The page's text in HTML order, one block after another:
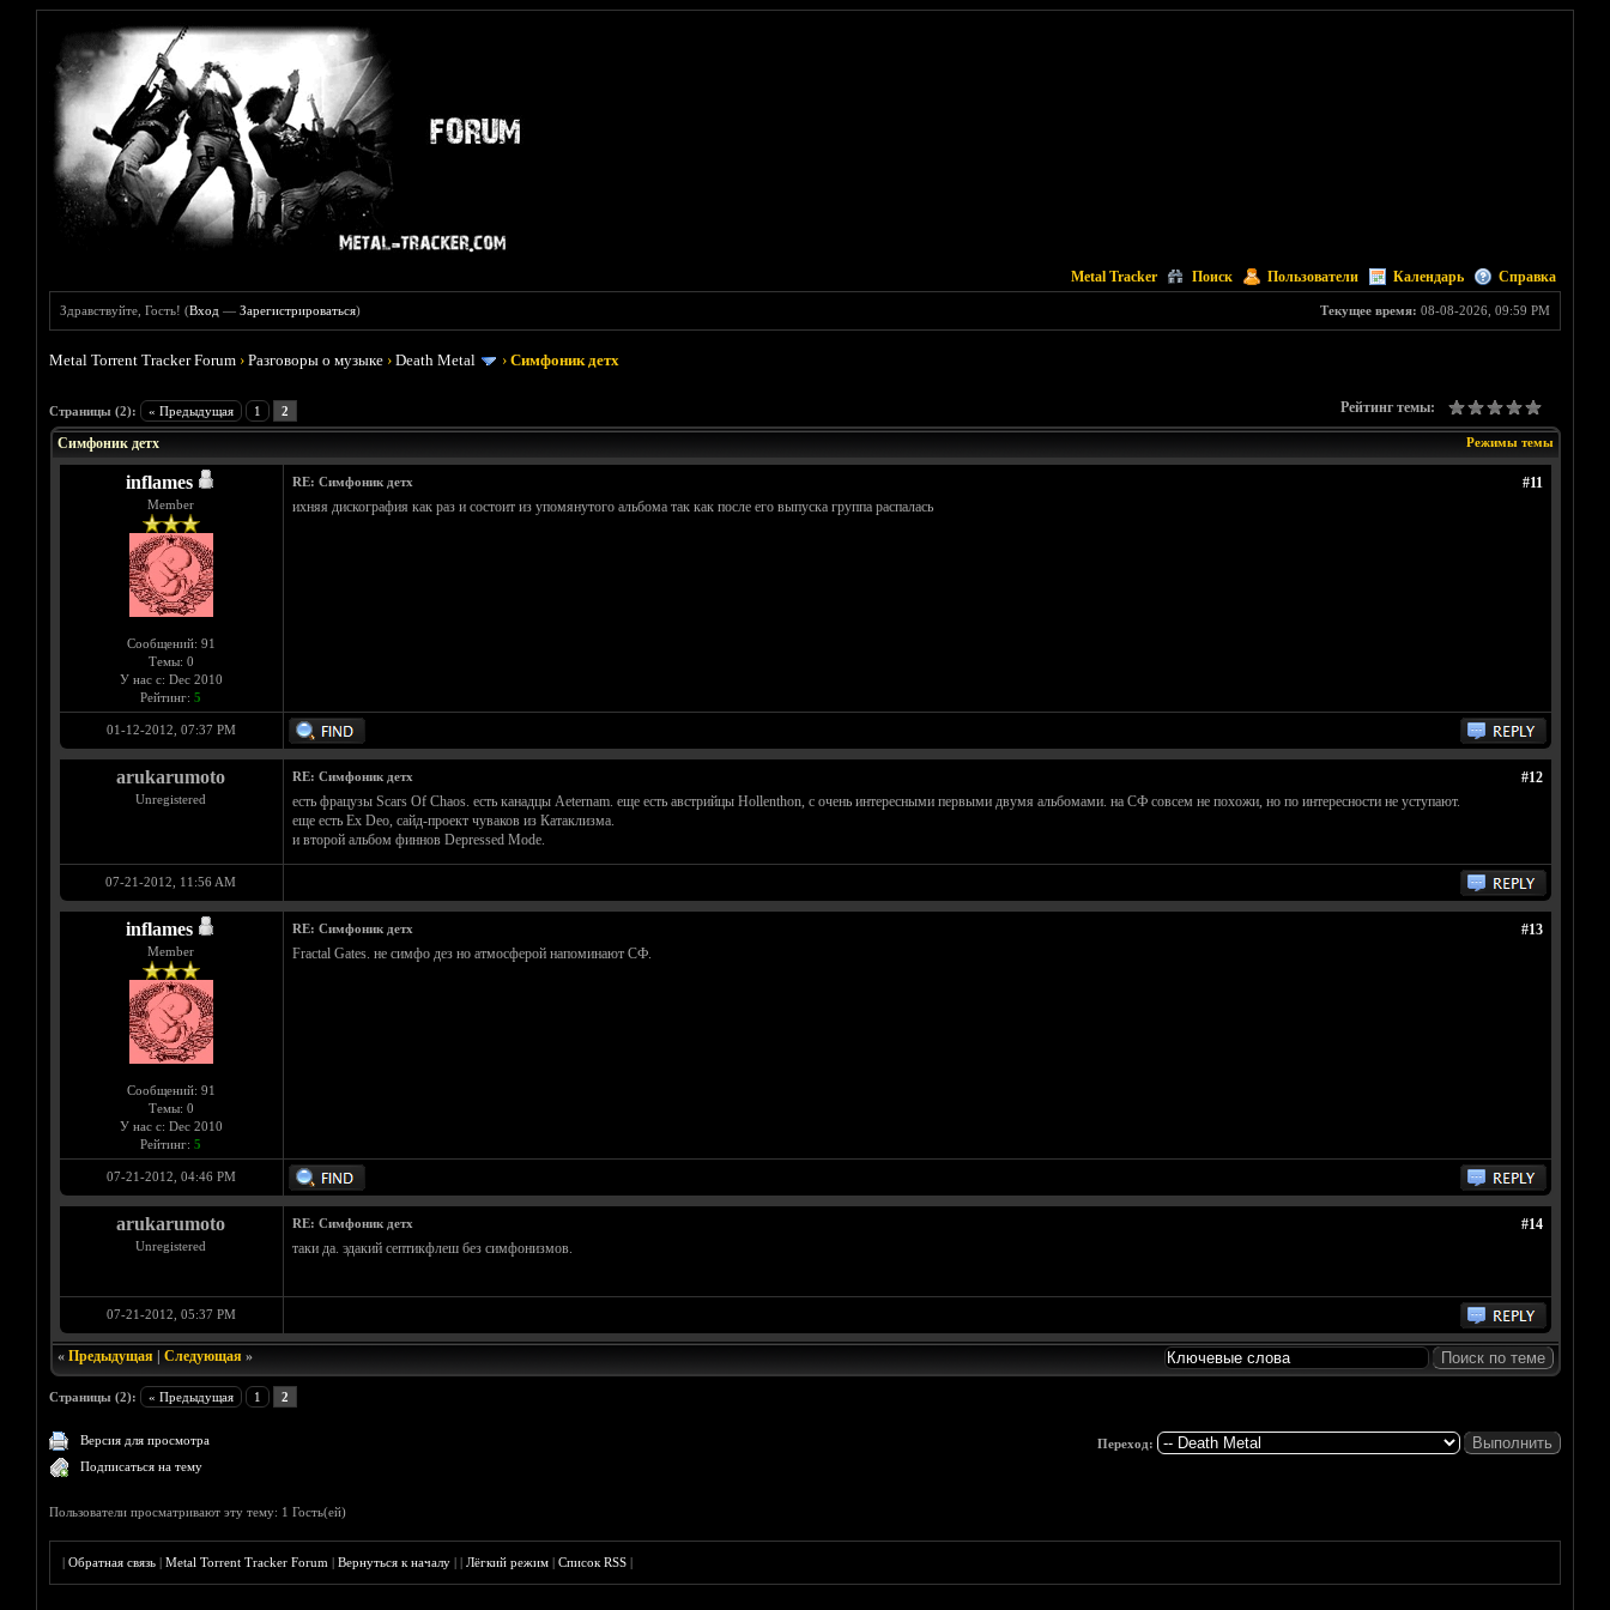
Metal Tracker Поиск Пользователи Календарь Справка
Текущее время: 08-08-2026, 09:59 PM
Здравствуйте, Гость! (Вход —Зарегистрироваться)
Metal Torrent Tracker Forum ›Разговоры о музыке ›Death Metal ›Симфоник детх
Страницы (2): « Предыдущая 1 2 Рейтинг темы:
Голосов: 0 - Средняя оценка: 0
1
2
3
4
5
Режимы темы
Симфоник детх
inflames
Member
Сообщений: 91
Темы: 0
У нас с: Dec 2010
Рейтинг: 5
#11
RE: Симфоник детх
ихняя дискография как раз и состоит из упомянутого альбома так как после его выпуска группа распалась
01-12-2012, 07:37 PM
arukarumoto
Unregistered
#12
RE: Симфоник детх
есть фрацузы Scars Of Chaos. есть канадцы Aeternam. еще есть австрийцы Hollenthon, с очень интересными первыми двумя альбомами. на СФ совсем не похожи, но по интересности не уступают.
еще есть Ex Deo, сайд-проект чуваков из Катаклизма.
и второй альбом финнов Depressed Mode.
07-21-2012, 11:56 AM
inflames
Member
Сообщений: 91
Темы: 0
У нас с: Dec 2010
Рейтинг: 5
#13
RE: Симфоник детх
Fractal Gates. не симфо дез но атмосферой напоминают СФ.
07-21-2012, 04:46 PM
arukarumoto
Unregistered
#14
RE: Симфоник детх
таки да. эдакий септикфлеш без симфонизмов.
07-21-2012, 05:37 PM
« Предыдущая| Следующая»
Страницы (2): « Предыдущая 1 2
Версия для просмотра
Подписаться на тему
Переход:
Пользователи просматривают эту тему: 1 Гость(ей)
|Обратная связь |Metal Torrent Tracker Forum |Вернуться к началу ||Лёгкий режим |Список RSS |